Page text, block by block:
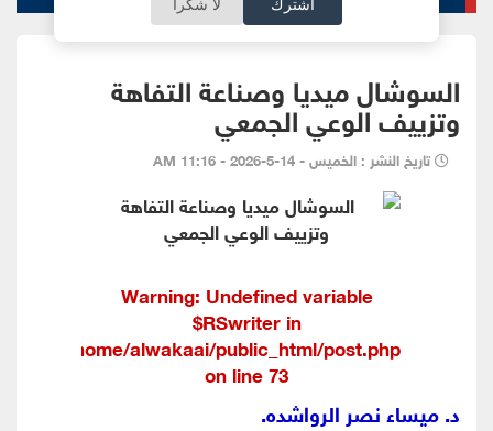
اشترك لا شكراً
السوشال ميديا وصناعة التفاهة
وتزييف الوعي الجمعي
تاريخ النشر : الخميس - 14-5-2026 - 11:16 AM
Warning: Undefined variable
$RSwriter in
/home/alwakaai/public_html/post.php
on line73
د. ميساء نصر الرواشده.